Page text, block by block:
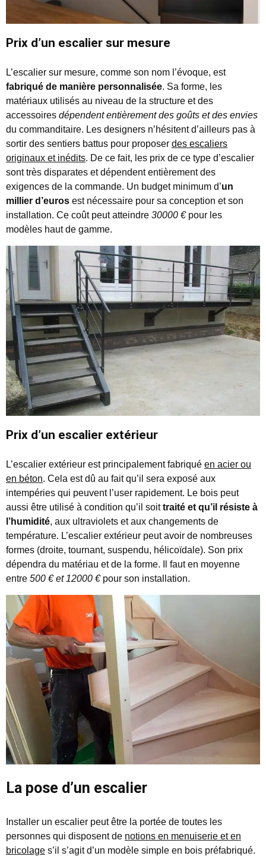
Prix d’un escalier sur mesure
L’escalier sur mesure, comme son nom l’évoque, est
fabriqué de manière personnalisée. Sa forme, les
matériaux utilisés au niveau de la structure et des
accessoires dépendent entièrement des goûts et des envies
du commanditaire. Les designers n’hésitent d’ailleurs pas à
sortir des sentiers battus pour proposer des escaliers
originaux et inédits. De ce fait, les prix de ce type d’escalier
sont très disparates et dépendent entièrement des
exigences de la commande. Un budget minimum d’un
millier d’euros est nécessaire pour sa conception et son
installation. Ce coût peut atteindre 30000 €pour les
modèles haut de gamme.
Prix d’un escalier extérieur
L’escalier extérieur est principalement fabriqué en acier ou
en béton. Cela est dû au fait qu’il sera exposé aux
intempéries qui peuvent l’user rapidement. Le bois peut
aussi être utilisé à condition qu’il soittraité et qu’il résiste à
l’humidité, aux ultraviolets et aux changements de
température. L’escalier extérieur peut avoir de nombreuses
formes (droite, tournant, suspendu, hélicoïdale). Son prix
dépendra du matériau et de la forme. Il faut en moyenne
entre 500 € et 12000 €pour son installation.
La pose d’un escalier
Installer un escalier peut être la portée de toutes les
personnes qui disposent de notions en menuiserie et en
bricolage s’il s’agit d’un modèle simple en bois préfabriqué.